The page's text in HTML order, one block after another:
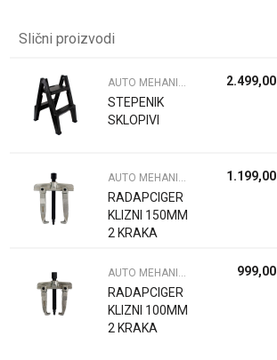
Slični proizvodi
STEPENIK
SKLOPIVI
2.499,00
RADAPCIGER
KLIZNI 150MM
2 KRAKA
1.199,00
RADAPCIGER
KLIZNI 100MM
2 KRAKA
999,00